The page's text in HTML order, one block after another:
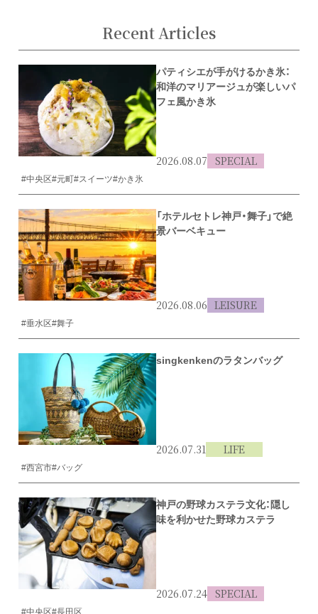
Recent Articles
パティシエが手がけるかき氷：
和洋のマリアージュが楽しいパ
フェ風かき氷
2026.08.07 SPECIAL
#中央区#元町#スイーツ#かき氷
「ホテルセトレ神戸・舞子」で絶
景バーベキュー
2026.08.06 LEISURE
#垂水区#舞子
singkenkenのラタンバッグ
2026.07.31 LIFE
#西宮市#バッグ
神戸の野球カステラ文化：隠し
味を利かせた野球カステラ
2026.07.24 SPECIAL
#中央区#長田区